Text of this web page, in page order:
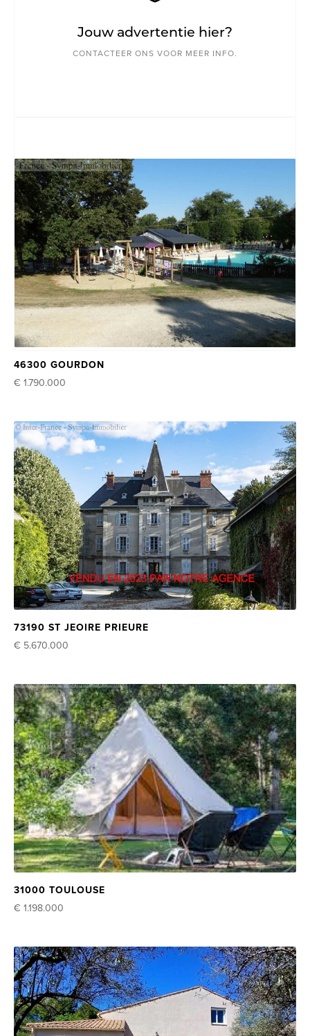
Jouw advertentie hier?
CONTACTEER ONS VOOR MEER INFO.
46300 GOURDON
€ 1.790.000
73190 ST JEOIRE PRIEURE
€ 5.670.000
31000 TOULOUSE
€ 1.198.000